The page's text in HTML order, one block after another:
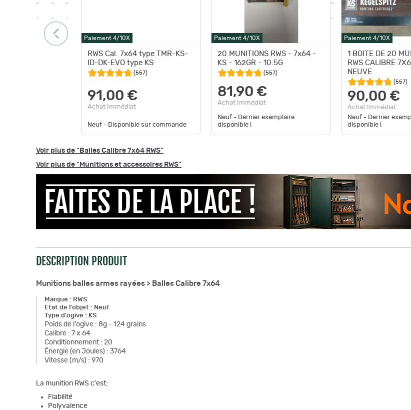
Paiement 4/10X
RWS Cal. 7x64 type TMR-KS-
ID-DK-EVO type KS
(557)
91,00 €
Achat Immédiat
Neuf - Disponible sur commande
Paiement 4/10X
20 MUNITIONS RWS - 7x64 -
KS - 162GR - 10.5G
(557)
81,90 €
Achat Immédiat
Neuf - Dernier exemplaire
disponible !
Paiement 4/10X
1 BOITE DE 20
RWS CALIBRE 7X64 KS EN
NEUVE
(557)
90,00 €
Achat Immédiat
Neuf - Dernier
disponible !
Voir plus de "Balles Calibre 7x64 RWS"
Voir plus de "Munitions et accessoires RWS"
DESCRIPTION PRODUIT
Munitions balles armes rayées > Balles Calibre 7x64
Marque : RWS
Etat de l'objet : Neuf
Type d'ogive : KS
Poids de l'ogive : 8g - 124 grains
Calibre : 7 x 64
Conditionnement : 20
Énergie (en Joules) : 3764
Vitesse (m/s) : 970
La munition RWS c'est:
Fiabilité
Polyvalence